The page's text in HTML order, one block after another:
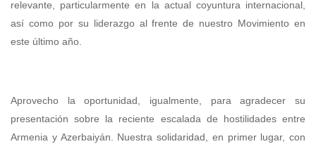
relevante, particularmente en la actual coyuntura internacional,
así como por su liderazgo al frente de nuestro Movimiento en
este último año.
Aprovecho la oportunidad, igualmente, para agradecer su
presentación sobre la reciente escalada de hostilidades entre
Armenia y Azerbaiyán. Nuestra solidaridad, en primer lugar, con